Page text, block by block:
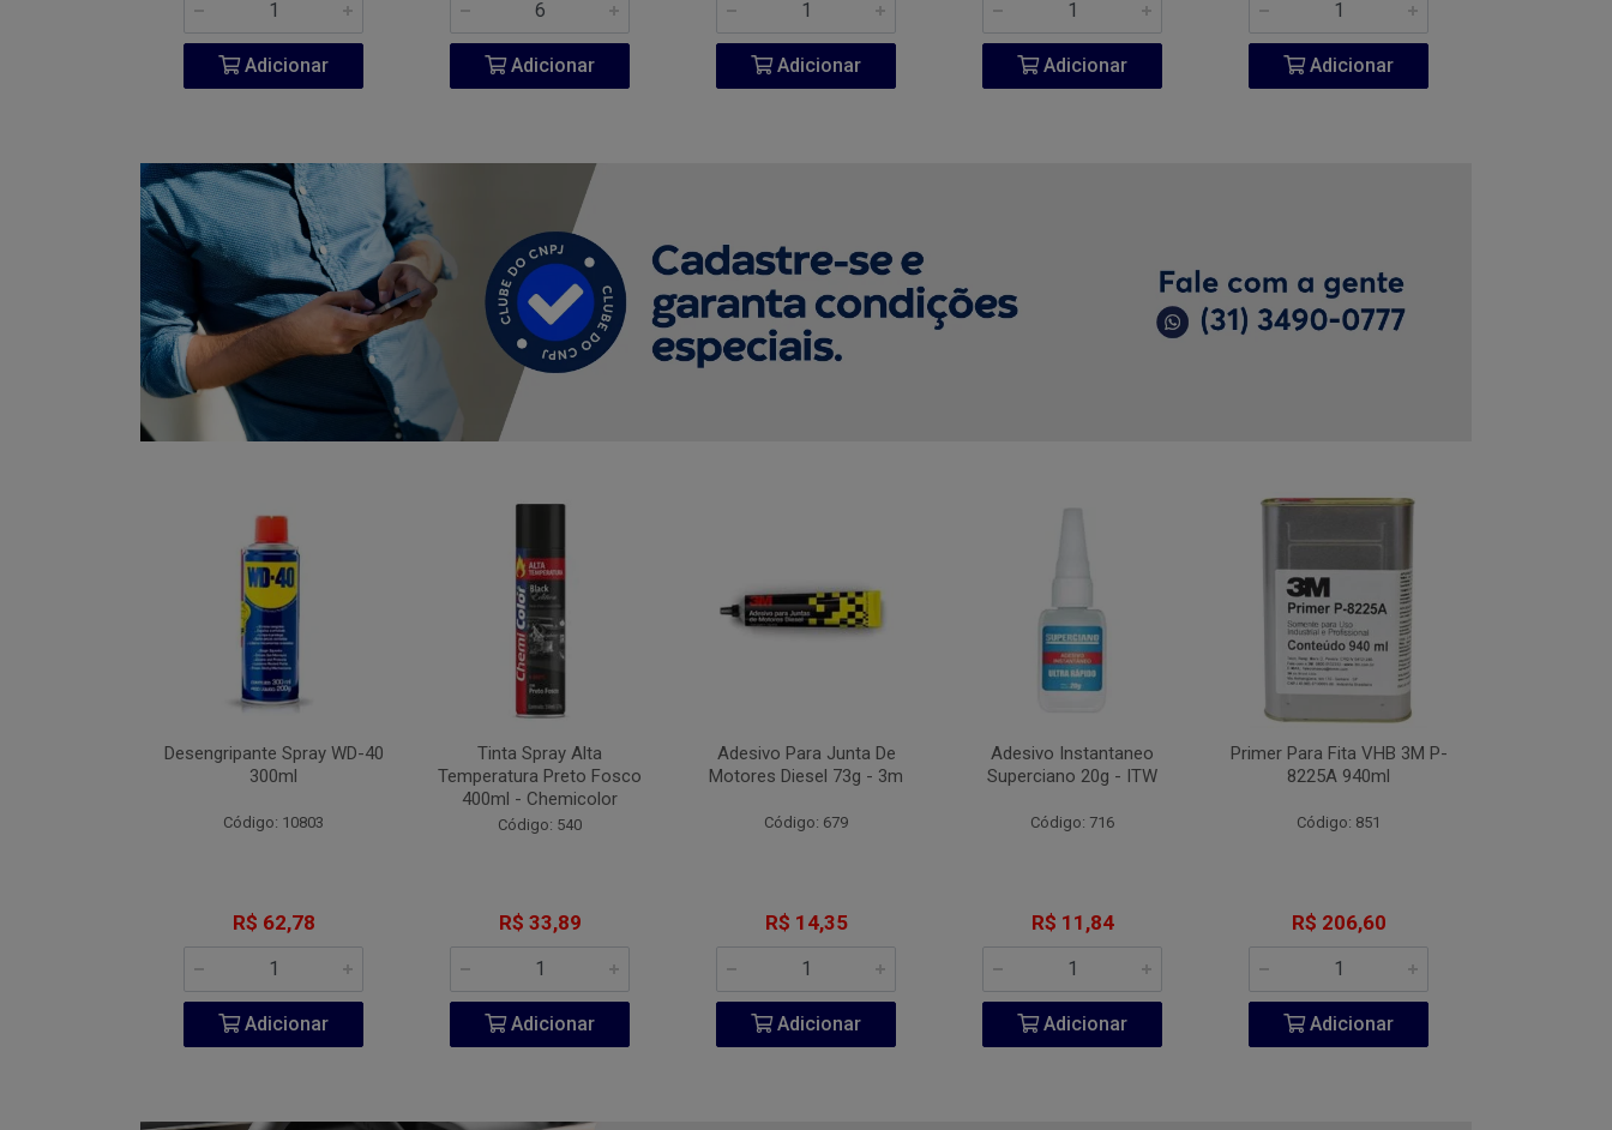
Adicionar Adicionar Adicionar Adicionar Adicionar
Desengripante Spray WD-40
300ml
Código: 10803
R$ 62,78
Adicionar
Tinta Spray Alta
Temperatura Preto Fosco
400ml - Chemicolor
Código: 540
R$ 33,89
Adicionar
Adesivo Para Junta De
Motores Diesel 73g - 3m
Código: 679
R$ 14,35
Adicionar
Adesivo Instantaneo
Superciano 20g - ITW
Código: 716
R$ 11,84
Adicionar
Primer Para Fita VHB 3M P-
8225A 940ml
Código: 851
R$ 206,60
Adicionar